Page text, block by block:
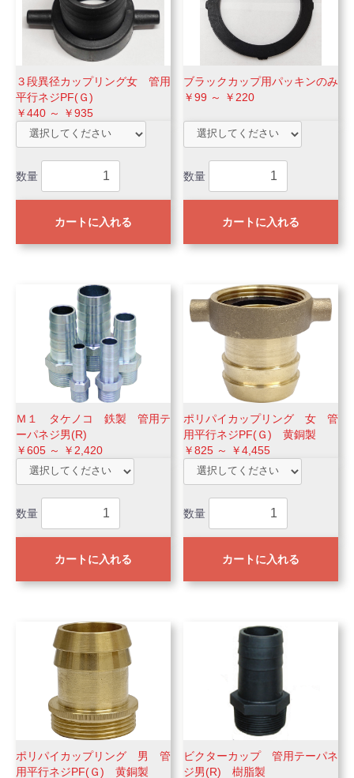
３段異径カップリング女 管用
平行ネジPF(Ｇ)
￥440 ～ ￥935
数量
カートに入れる
ブラックカップ用パッキンのみ
￥99 ～ ￥220
数量
カートに入れる
Ｍ１ タケノコ 鉄製 管用テ
ーパネジ男(R)
￥605 ～ ￥2,420
数量
カートに入れる
ポリパイカップリング 女 管
用平行ネジPF(Ｇ) 黄銅製
￥825 ～ ￥4,455
数量
カートに入れる
ポリパイカップリング 男 管
用平行ネジPF(Ｇ) 黄銅製
ビクターカップ 管用テーパネ
ジ男(R) 樹脂製